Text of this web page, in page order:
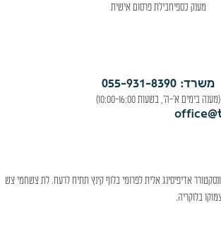
מענק כספיחבילת פרסום אישית
משרד: 055-931-8390
(מענה בימים א'-ה', בשעות 10:00-16:00)
אדיפיסינג אלית לפרומי בלוף קינץ תתיח לרעח. לת צשחמי צש
בלוקריה.